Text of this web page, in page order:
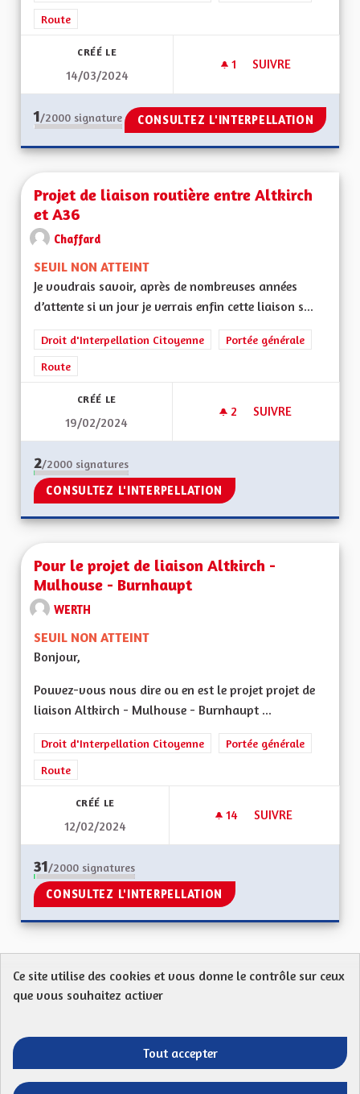
Route
CRÉÉ LE
14/03/2024
1 1 ABONNÉ
SUIVRE
1/2000 signature CONSULTEZ L'INTERPELLATION
Projet de liaison routière entre Altkirch
et A36
Chaffard
SEUIL NON ATTEINT
Je voudrais savoir, après de nombreuses années
d’attente si un jour je verrais enfin cette liaison s...
Droit d'Interpellation Citoyenne
Portée générale
Route
CRÉÉ LE
19/02/2024
2 2 ABONNÉS
SUIVRE
2/2000 signatures
CONSULTEZ L'INTERPELLATION
Pour le projet de liaison Altkirch -
Mulhouse - Burnhaupt
WERTH
SEUIL NON ATTEINT
Bonjour,
Pouvez-vous nous dire ou en est le projet projet de
liaison Altkirch - Mulhouse - Burnhaupt ...
Droit d'Interpellation Citoyenne
Portée générale
Route
CRÉÉ LE
12/02/2024
14 14 ABONNÉS
SUIVRE
31/2000 signatures
CONSULTEZ L'INTERPELLATION
Protection des Données
Télécharger les fichiers Open Data
Entre vos mains - Collectivité
Entre vos mains - Collectivité
Entre vos mains - Collectivité
Entre vos mains -
Ce site utilise des cookies et vous donne le contrôle sur ceux
que vous souhaitez activer
Tout accepter